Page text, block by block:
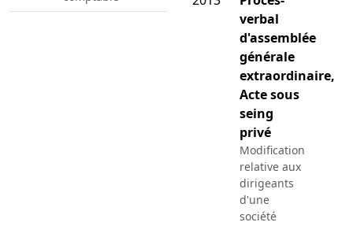
verbal
d'assemblée
générale
extraordinaire,
Acte sous
seing
privé
Modification
relative aux
dirigeants
d'une
société